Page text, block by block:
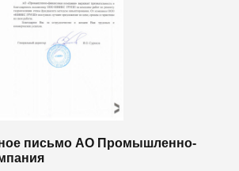
письмо АО Промышленно-